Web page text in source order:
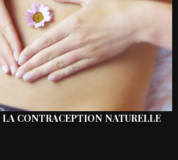
LA CONTRACEPTION NATURELLE